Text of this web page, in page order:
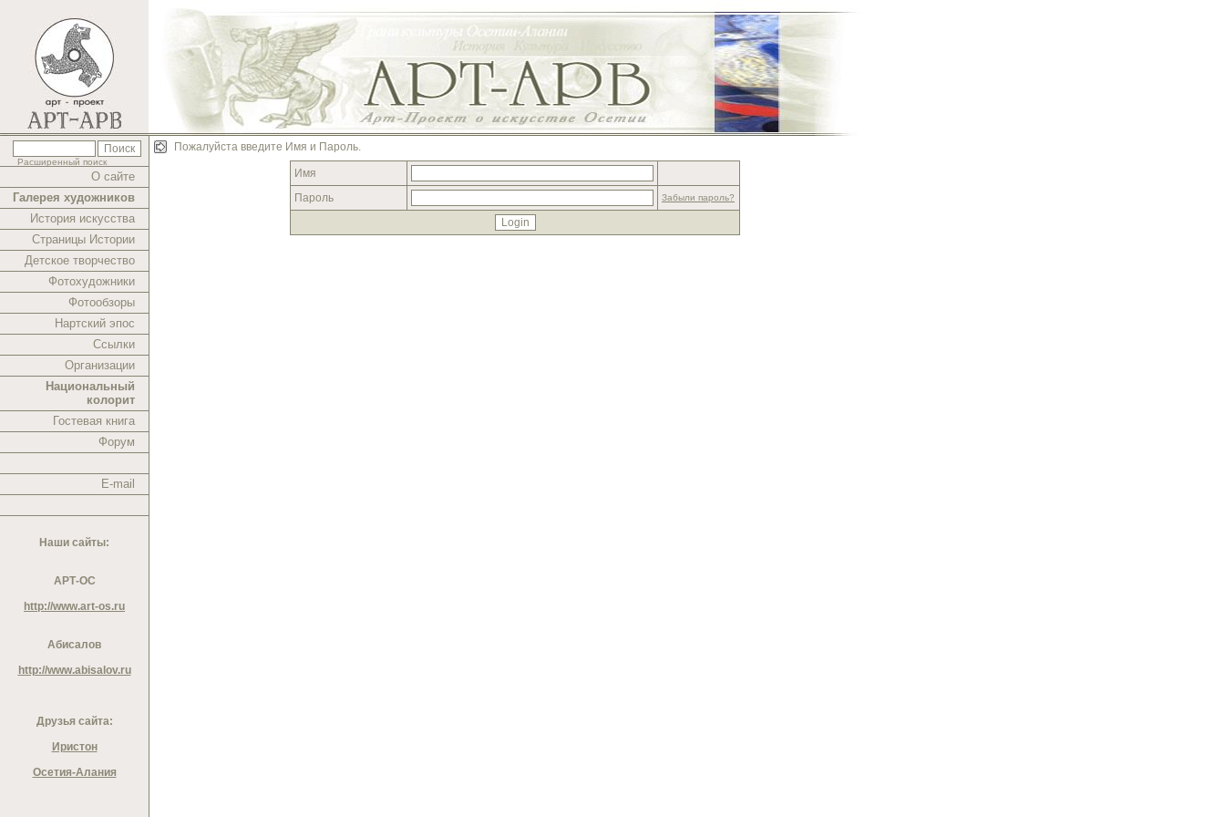
Расширенный поиск
О сайте
Галерея художников
История искусства
Страницы Истории
Детское творчество
Фотохудожники
Фотообзоры
Нартский эпос
Ссылки
Организации
Национальный
колорит
Гостевая книга
Форум
E-mail
Наши сайты:
АРТ-ОС
http://www.art-os.ru
Абисалов
http://www.abisalov.ru
Друзья сайта:
Иристон
Осетия-Алания
Пожалуйста введите Имя и Пароль.
Имя
Пароль
Забыли пароль?